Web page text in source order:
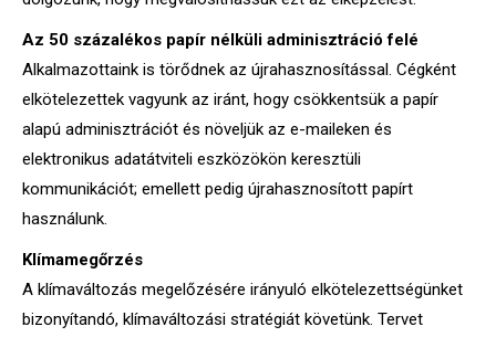
Az 50 százalékos papír nélküli adminisztráció felé
Alkalmazottaink is törődnek az újrahasznosítással. Cégként
elkötelezettek vagyunk az iránt, hogy csökkentsük a papír
alapú adminisztrációt és növeljük az e-maileken és
elektronikus adatátviteli eszközökön keresztüli
kommunikációt; emellett pedig újrahasznosított papírt
használunk.
Klímamegőrzés
A klímaváltozás megelőzésére irányuló elkötelezettségünket
bizonyítandó, klímaváltozási stratégiát követünk. Tervet